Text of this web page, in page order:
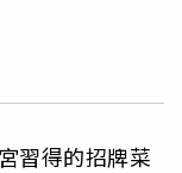
習得的招牌菜